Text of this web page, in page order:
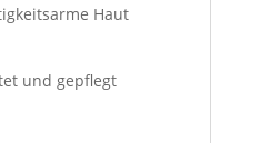
Haut
und gepflegt